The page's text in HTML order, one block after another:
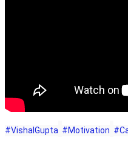
#VishalGupta #Motivation